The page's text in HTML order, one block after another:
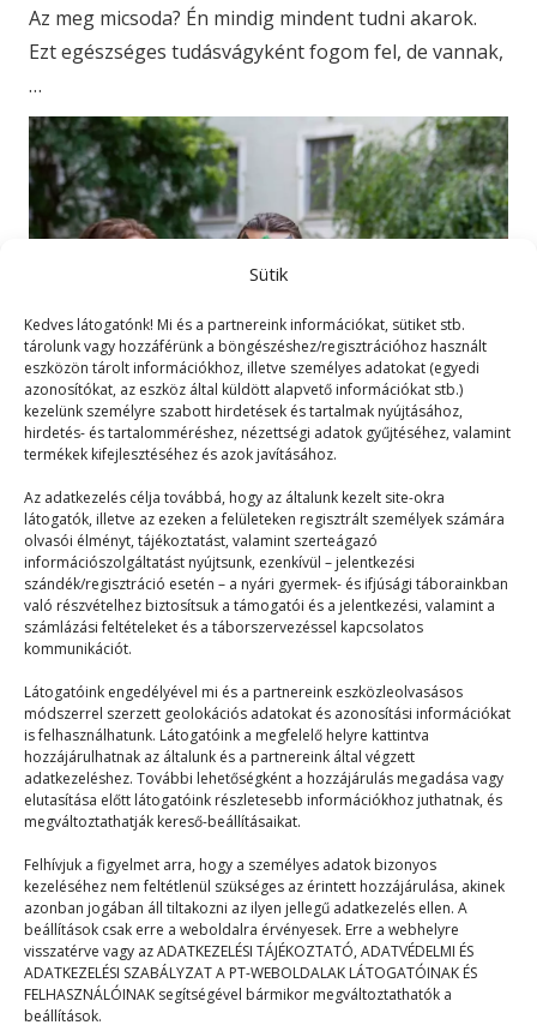
Sütik
Kedves látogatónk! Mi és a partnereink információkat, sütiket stb.
tárolunk vagy hozzáférünk a böngészéshez/regisztrációhoz használt
eszközön tárolt információkhoz, illetve személyes adatokat (egyedi
azonosítókat, az eszköz által küldött alapvető információkat stb.)
kezelünk személyre szabott hirdetések és tartalmak nyújtásához,
hirdetés- és tartalomméréshez, nézettségi adatok gyűjtéséhez, valamint
termékek kifejlesztéséhez és azok javításához.
Az adatkezelés célja továbbá, hogy az általunk kezelt site-okra
látogatók, illetve az ezeken a felületeken regisztrált személyek számára
olvasói élményt, tájékoztatást, valamint szerteágazó
információszolgáltatást nyújtsunk, ezenkívül – jelentkezési
szándék/regisztráció esetén – a nyári gyermek- és ifjúsági táborainkban
való részvételhez biztosítsuk a támogatói és a jelentkezési, valamint a
számlázási feltételeket és a táborszervezéssel kapcsolatos
kommunikációt.
Látogatóink engedélyével mi és a partnereink eszközleolvasásos
módszerrel szerzett geolokációs adatokat és azonosítási információkat
is felhasználhatunk. Látogatóink a megfelelő helyre kattintva
hozzájárulhatnak az általunk és a partnereink által végzett
adatkezeléshez. További lehetőségként a hozzájárulás megadása vagy
elutasítása előtt látogatóink részletesebb információkhoz juthatnak, és
megváltoztathatják kereső-beállításaikat.
Felhívjuk a figyelmet arra, hogy a személyes adatok bizonyos
kezeléséhez nem feltétlenül szükséges az érintett hozzájárulása, akinek
azonban jogában áll tiltakozni az ilyen jellegű adatkezelés ellen. A
beállítások csak erre a weboldalra érvényesek. Erre a webhelyre
visszatérve vagy az ADATKEZELÉSI TÁJÉKOZTATÓ, ADATVÉDELMI ÉS
ADATKEZELÉSI SZABÁLYZAT A PT-WEBOLDALAK LÁTOGATÓINAK ÉS
FELHASZNÁLÓINAK segítségével bármikor megváltoztathatók a
beállítások.
Az meg micsoda? Én mindig mindent tudni akarok.
Ezt egészséges tudásvágyként fogom fel, de vannak,
…
Bolondok napja
Mix
2024. 03. 31.
– Nagymama, április 1-jén kölcsönkérhetem a
szemüvegedet? – kérdezte Zsófi. – Minek az neked? –
…
© 2023–2026
Navigáció
Főoldal
Mix